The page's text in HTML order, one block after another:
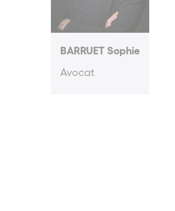
BARRUET Sophie
Avocat